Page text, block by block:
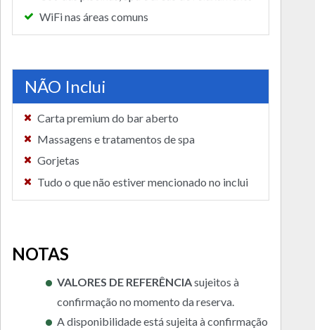
WiFi nas áreas comuns
NÃO Inclui
Carta premium do bar aberto
Massagens e tratamentos de spa
Gorjetas
Tudo o que não estiver mencionado no inclui
NOTAS
VALORES DE REFERÊNCIAsujeitos à
confirmação no momento da reserva.
A disponibilidade está sujeita à confirmação